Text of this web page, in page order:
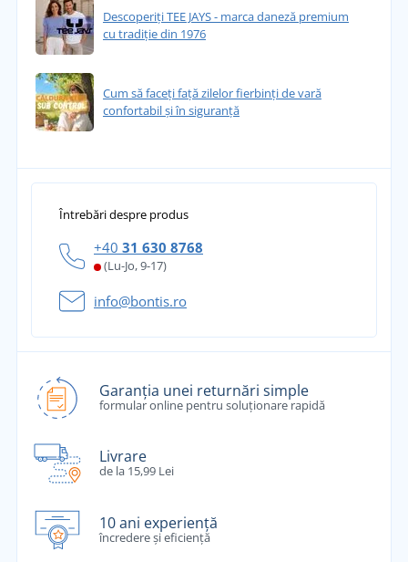
Descoperiți TEE JAYS - marca daneză premium
cu tradiție din 1976
Cum să faceți față zilelor fierbinți de vară
confortabil și în siguranță
Întrebări despre produs
+40 31 630 8768
(Lu-Jo, 9-17)
info@bontis.ro
Garanția unei returnări simple
formular online pentru soluționare rapidă
Livrare
de la 15,99 Lei
10 ani experiență
încredere și eficiență